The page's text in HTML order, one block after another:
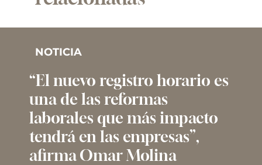
NOTICIA
“El nuevo registro horario es
una de las reformas
laborales que más impacto
tendrá en las empresas”,
afirma Omar Molina